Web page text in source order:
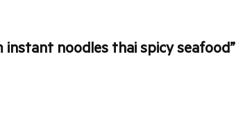
noodles thai spicy seafood”